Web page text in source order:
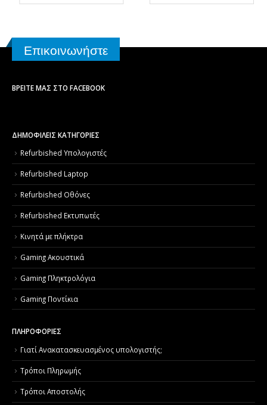
Επικοινωνήστε
ΒΡΕΊΤΕ ΜΑΣ ΣΤΟ FACEBOOK
ΔΗΜΟΦΙΛΕΙΣ ΚΑΤΗΓΟΡΙΕΣ
Refurbished Υπολογιστές
Refurbished Laptop
Refurbished Οθόνες
Refurbished Εκτυπωτές
Κινητά με πλήκτρα
Gaming Ακουστικά
Gaming Πληκτρολόγια
Gaming Ποντίκια
ΠΛΗΡΟΦΟΡΙΕΣ
Γιατί Aνακατασκευασμένος υπολογιστής;
Τρόποι Πληρωμής
Τρόποι Αποστολής